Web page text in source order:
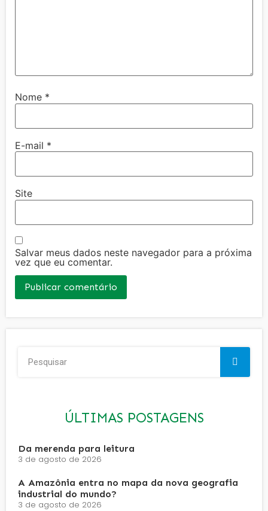
Nome *
E-mail *
Site
Salvar meus dados neste navegador para a próxima
vez que eu comentar.
ÚLTIMAS POSTAGENS
Da merenda para leitura
3 de agosto de 2026
A Amazônia entra no mapa da nova geografia
industrial do mundo?
3 de agosto de 2026